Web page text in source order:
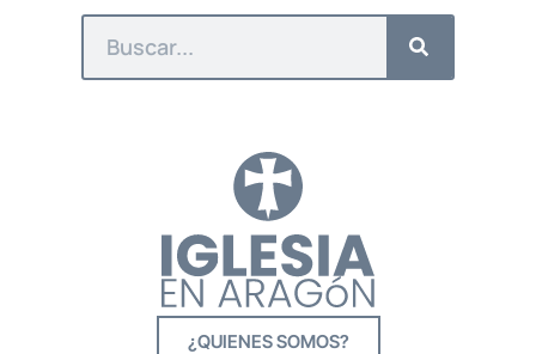
¿QUIENES SOMOS?